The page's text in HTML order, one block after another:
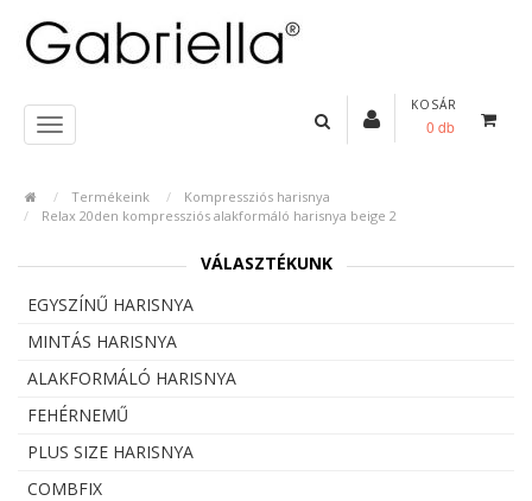
KOSÁR
0 db
Termékeink
Kompressziós harisnya
Relax 20den kompressziós alakformáló harisnya beige 2
VÁLASZTÉKUNK
EGYSZÍNŰ HARISNYA
MINTÁS HARISNYA
ALAKFORMÁLÓ HARISNYA
FEHÉRNEMŰ
PLUS SIZE HARISNYA
COMBFIX